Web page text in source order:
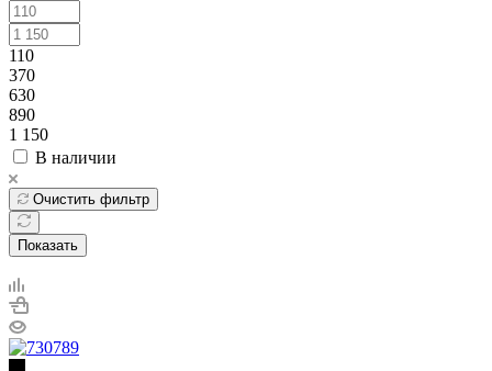
110
370
630
890
1 150
В наличии
Очистить фильтр
Показать